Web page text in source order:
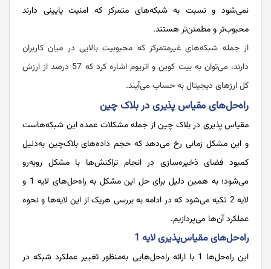
نمی‌شود و نسبت به شبکه‌های متمرکز که امنیت پایینی دارند
محبوب‌تر و مطمئن‌تر هستند.
از جمله شبکه‌های غیرمتمرکز که محبوبیت بالایی در میان کاربران
دارند، می‌توان به بیت‌ کوین و اتریوم اشاره کرد که 57 درصد از ارزش
کل ارزهای دیجیتال به حساب می‌آیند.
راه‌حل‌های مقیاس پذیری در بلاک چین
مقیاس پذیری در بلاک چین از جمله مشکلات عمده این شبکه‌هاست
و این مشکل زمانی رخ می‌دهد که حجم داده‌های بلاک‌چین به‌دلیل
کمبود فضای ذخیره‌سازی در انجام تراکنش‌ها با مشکل روبه‌رو
می‌شود؛ به همین دلیل برای حل این مشکل به راه‌حل‌های لایه 1 و
لایه 2 تکیه می‌شود که در ادامه به بررسی هریک از این لایه‌ها و نحوه
عملکرد آن‌ها می‌پردازیم.
راه‌حل‌های مقیاس‌پذیری لایه 1
این راه‌حل‌ها 1 با ارائه راه‌حل‌هایی به‌منظور تغییر عملکرد شبکه در